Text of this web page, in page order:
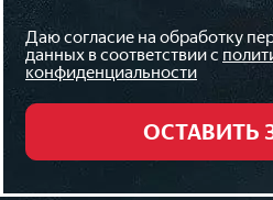
Даю согласие на обработку
данных в соответствии с
конфиденциальности